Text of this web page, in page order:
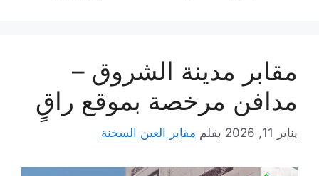
مقابر مدينة الشروق –
مدافن مرخصة بموقع راقٍ
يناير 11, 2026 بقلم مقابر العين السخنة